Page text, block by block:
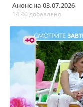
Анонс на 03.07.2026
14:40 добавлено